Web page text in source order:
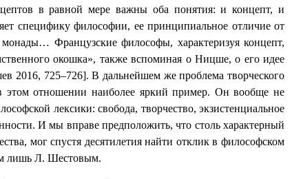
в равной мере важны оба понятия: и концепт, и
специфику философии, ее принципиальное отличие от
Французские философы, характеризуя концепт,
окошка», также вспоминая о Ницше, о его идее
2016, 725–726]. В дальнейшем же проблема творческого
этом отношении наиболее яркий пример. Он вообще не
лексики: свобода, творчество, экзистенциальное
И мы вправе предположить, что столь характерный
мог спустя десятилетия найти отклик в философском
лишь Л. Шестовым.